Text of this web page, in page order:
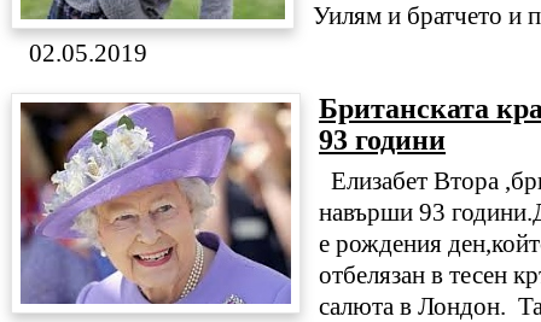
Уилям и братчето и
02.05.2019
Британската
93 години
Елизабет Втора
навърши 93
е рождения
отбелязан в тесен
салюта в Лондон.